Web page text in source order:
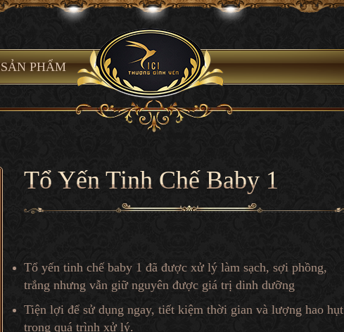
SẢN PHẨM
Tổ Yến Tinh Chế Baby 1
Tổ yến tinh chế baby 1 đã được xử lý làm sạch, sợi phồng,
trắng nhưng vẫn giữ nguyên được giá trị dinh dưỡng
Tiện lợi để sử dụng ngay, tiết kiệm thời gian và lượng hao hụt
trong quá trình xử lý.